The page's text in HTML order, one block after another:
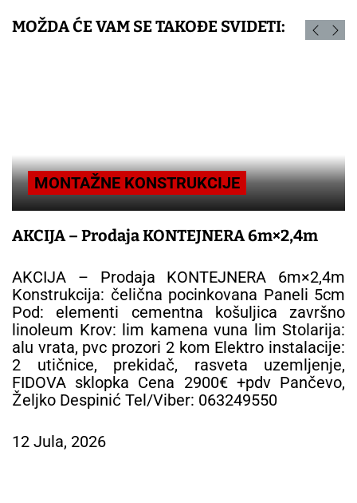
MOŽDA ĆE VAM SE TAKOĐE SVIDETI:
MONTAŽNE KONSTRUKCIJE
AKCIJA – Prodaja KONTEJNERA 6m×2,4m
AKCIJA – Prodaja KONTEJNERA 6m×2,4m
Konstrukcija: čelična pocinkovana Paneli 5cm
Pod: elementi cementna košuljica završno
linoleum Krov: lim kamena vuna lim Stolarija:
alu vrata, pvc prozori 2 kom Elektro instalacije:
2 utičnice, prekidač, rasveta uzemljenje,
FIDOVA sklopka Cena 2900€ +pdv Pančevo,
Željko Despinić Tel/Viber: 063249550
12 Jula, 2026